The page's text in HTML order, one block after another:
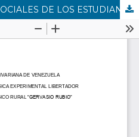
REPRESENTACIONES SOCIALES DE LOS ESTUDIANTES DE EDUCACION MEDIA TECNICA AGROPECUARIA SOBRE EL DESARROLLO DE COMPETENCIAS COMUNICATIVAS BILINGÜES CON LA LENGUA EXTRANJERA DE INGLES: UNA APROXIMACION TEORICA.